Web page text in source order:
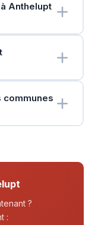
Anthelupt
communes
?
: